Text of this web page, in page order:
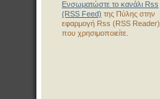
Ενσωματώστε το κανάλι Rss
(RSS Feed) της Πύλης στην
εφαρμογή Rss (RSS Reader)
που χρησιμοποιείτε.